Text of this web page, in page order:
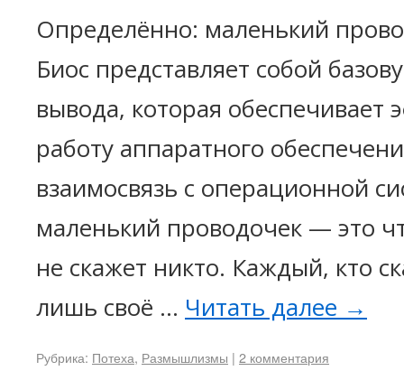
Определённо: маленький
Биос представляет собой
вывода, которая обеспечивает
работу аппаратного
взаимосвязь с операционной
маленький проводочек — это
не скажет никто. Каждый, кто
лишь своё … Читать далее →
Рубрика: Потеха, Размышлизмы | 2 комментария